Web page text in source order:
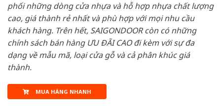
phối những dòng cửa nhựa và hỗ hợp nhựa chất lượng
cao, giá thành rẻ nhất và phù hợp với mọi nhu cầu
khách hàng. Trên hết, SAIGONDOOR còn có những
chính sách bán hàng ƯU ĐÃI CAO đi kèm với sự đa
dạng về mẫu mã, loại cửa gỗ và cả phân khúc giá
thành.
MUA HÀNG NHANH